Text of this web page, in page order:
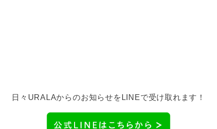
日々URALAからのお知らせをLINEで受け取れます！